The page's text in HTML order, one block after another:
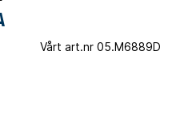
Vårt art.nr 05.M6889D